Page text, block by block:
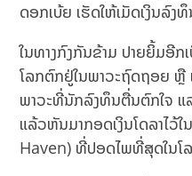
ດອກເບ້ຍ ເຮັດໃຫ້ເມັດເງິນລົ
ໃນທາງກົງກັນຂ້າມ ປາຍຍິ້ມອີກ
ໂລກຕົກຢູ່ໃນພາວະຖົດຖອຍ ຫຼື
ພາວະທີ່ນັກລົງທຶນຕື່ນຕົກໃຈ ແ
ແລ້ວຫັນມາກອດເງິນໂດລາໄວ້
Haven) ທີ່ປອດໄພທີ່ສຸດໃນໂ